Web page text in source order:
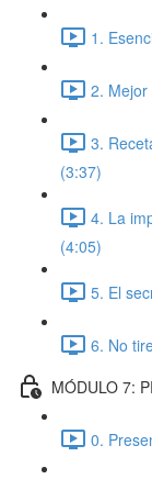
1.
2.
3.
(3:37)
4. La
(4:05)
5. El
6. No
MÓDULO 7:
0.